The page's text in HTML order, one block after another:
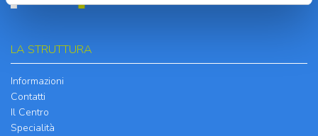
LA STRUTTURA
Informazioni
Contatti
Il Centro
Specialità